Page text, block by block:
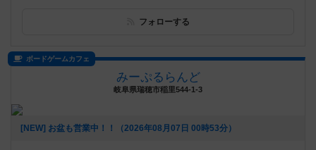
フォローする
ボードゲームカフェ
みーぷるらんど
岐阜県瑞穂市稲里544-1-3
[NEW] お盆も営業中！！（2026年08月07日 00時53分）